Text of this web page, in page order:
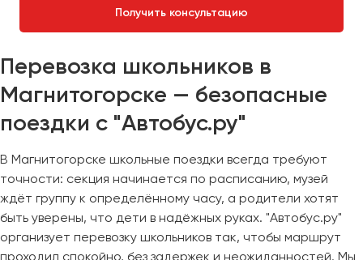
Получить консультацию
Перевозка школьников в
Магнитогорске — безопасные
поездки с "Автобус.ру"
В Магнитогорске школьные поездки всегда требуют
точности: секция начинается по расписанию, музей
ждёт группу к определённому часу, а родители хотят
быть уверены, что дети в надёжных руках. "Автобус.ру"
организует перевозку школьников так, чтобы маршрут
проходил спокойно, без задержек и неожиданностей. Мы